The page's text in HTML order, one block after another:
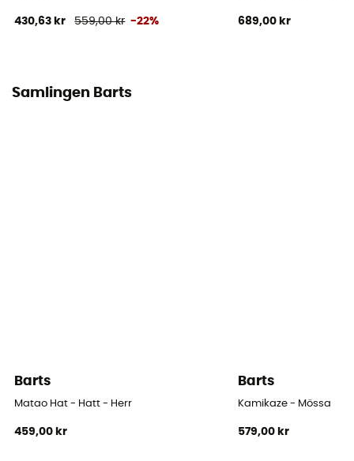
430,63 kr 559,00 kr -22% 689,00 kr
Samlingen Barts
Barts
Matao Hat - Hatt - Herr
459,00 kr
Barts
Kamikaze - Mössa
579,00 kr